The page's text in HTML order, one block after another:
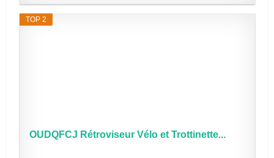
TOP 2
OUDQFCJ Rétroviseur Vélo et Trottinette...